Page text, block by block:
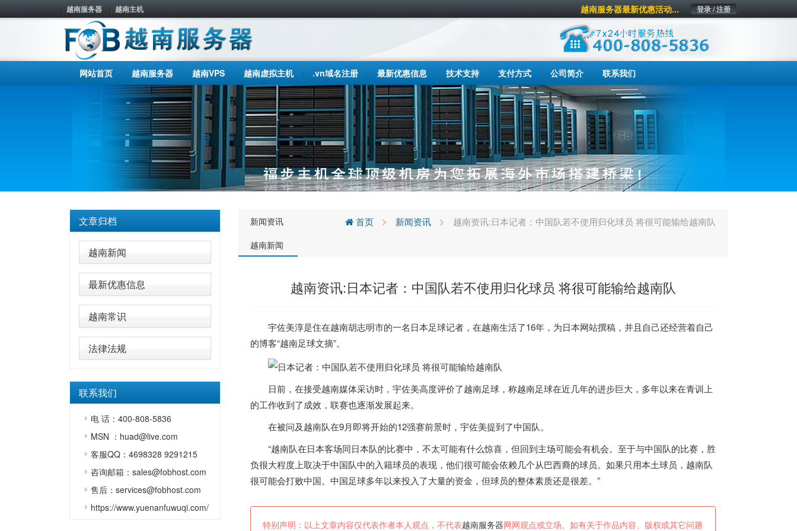
越南服务器 越南主机 登录 / 注册
越南服务器最新优惠活动...
网站首页 越南服务器 越南VPS 越南虚拟主机 .vn域名注册 最新优惠信息 技术支持 支付方式 公司简介 联系我们
文章归档
越南新闻
最新优惠信息
越南常识
法律法规
联系我们
电 话：400-808-5836
MSN ：huad@live.com
客服QQ：4698328 9291215
咨询邮箱：sales@fobhost.com
售后：services@fobhost.com
https://www.yuenanfuwuqi.com/
新闻资讯
越南新闻
首页 新闻资讯 越南资讯:日本记者：中国队若不使用归化球员 将很可能输给越南队
越南资讯:日本记者：中国队若不使用归化球员 将很可能输给越南队
宇佐美淳是住在越南胡志明市的一名日本足球记者，在越南生活了16年，为日本网站撰稿，并且自己还经营着自己
的博客“越南足球文摘”。
日前，在接受越南媒体采访时，宇佐美高度评价了越南足球，称越南足球在近几年的进步巨大，多年以来在青训上
的工作收到了成效，联赛也逐渐发展起来。
在被问及越南队在9月即将开始的12强赛前景时，宇佐美提到了中国队。
“越南队在日本客场同日本队的比赛中，不太可能有什么惊喜，但回到主场可能会有机会。至于与中国队的比赛，胜
负很大程度上取决于中国队中的入籍球员的表现，他们很可能会依赖几个从巴西裔的球员。如果只用本土球员， 越南队
很可能会打败中国。中国足球多年以来投入了大量的资金，但球员的整体素质还是很差。”
特别声明：以上文章内容仅代表作者本人观点，不代表越南服务器 网网观点或立场。如有关于作品内容、版权或其它问题